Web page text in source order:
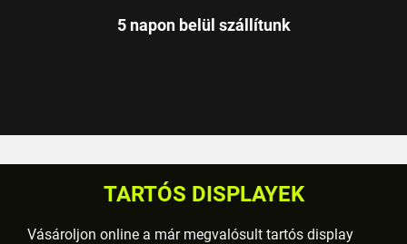
5 napon belül szállítunk
TARTÓS DISPLAYEK
Vásároljon online a már megvalósult tartós display